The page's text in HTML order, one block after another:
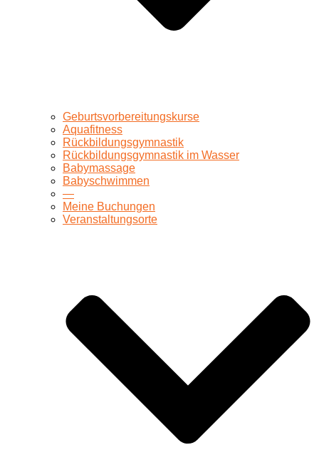
Geburtsvorbereitungskurse
Aquafitness
Rückbildungsgymnastik
Rückbildungsgymnastik im Wasser
Babymassage
Babyschwimmen
—
Meine Buchungen
Veranstaltungsorte